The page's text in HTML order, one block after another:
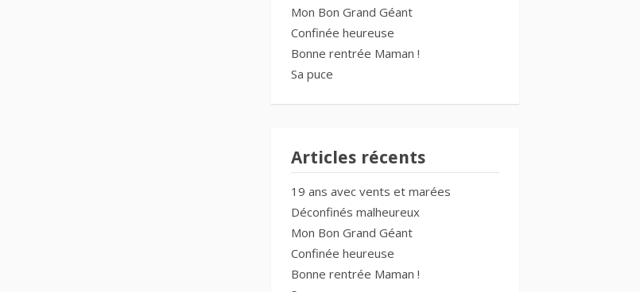
Mon Bon Grand Géant
Confinée heureuse
Bonne rentrée Maman !
Sa puce
Articles récents
19 ans avec vents et marées
Déconfinés malheureux
Mon Bon Grand Géant
Confinée heureuse
Bonne rentrée Maman !